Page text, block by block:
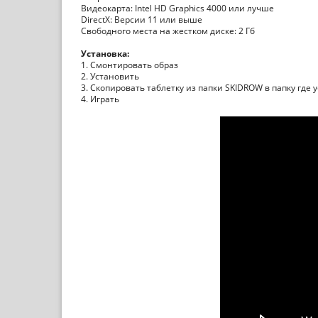
Видеокарта: Intel HD Graphics 4000 или лучше
DirectX: Версии 11 или выше
Свободного места на жестком диске: 2 Гб
Установка:
1. Смонтировать образ
2. Установить
3. Скопировать таблетку из папки SKIDROW в папку где
4. Играть